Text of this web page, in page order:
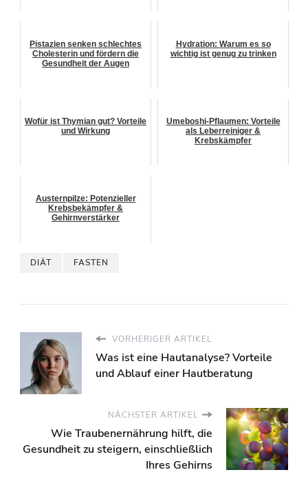
Pistazien senken schlechtes
Cholesterin und fördern die
Gesundheit der Augen
Hydration: Warum es so
wichtig ist genug zu trinken
Wofür ist Thymian gut? Vorteile
und Wirkung
Umeboshi-Pflaumen: Vorteile
als Leberreiniger &
Krebskämpfer
Austernpilze: Potenzieller
Krebsbekämpfer &
Gehirnverstärker
DIÄT FASTEN
VORHERIGER ARTIKEL
Was ist eine Hautanalyse? Vorteile
und Ablauf einer Hautberatung
NÄCHSTER ARTIKEL
Wie Traubenernährung hilft, die
Gesundheit zu steigern, einschließlich
Ihres Gehirns